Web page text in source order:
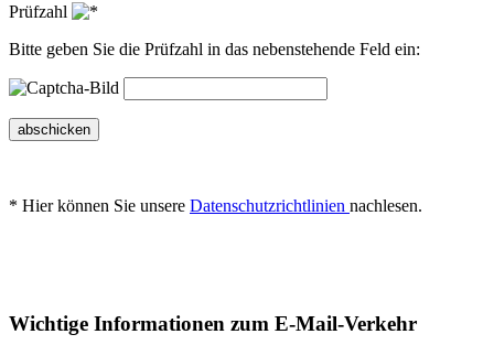
Prüfzahl
Bitte geben Sie die Prüfzahl in das nebenstehende Feld ein:
abschicken
* Hier können Sie unsere Datenschutzrichtlinien nachlesen.
Wichtige Informationen zum E-Mail-Verkehr